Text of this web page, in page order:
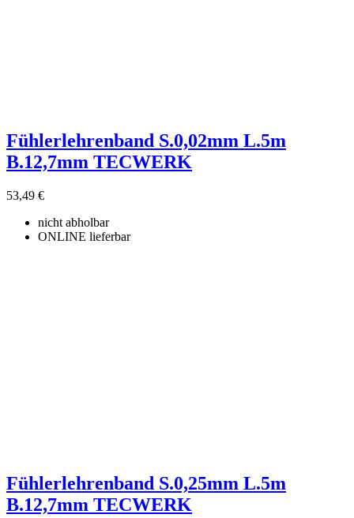
Fühlerlehrenband S.0,02mm L.5m
B.12,7mm TECWERK
53,49 €
nicht abholbar
ONLINE lieferbar
Fühlerlehrenband S.0,25mm L.5m
B.12,7mm TECWERK